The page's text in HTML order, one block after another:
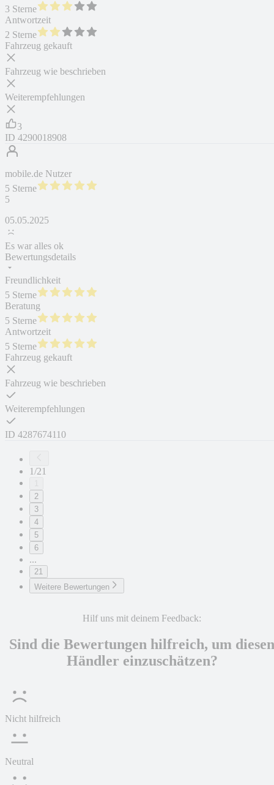
3 Sterne
Antwortzeit
2 Sterne
Fahrzeug gekauft
Fahrzeug wie beschrieben
Weiterempfehlungen
3
ID 4290018908
mobile.de Nutzer
5 Sterne
5
05.05.2025
Es war alles ok
Bewertungsdetails
Freundlichkeit
5 Sterne
Beratung
5 Sterne
Antwortzeit
5 Sterne
Fahrzeug gekauft
Fahrzeug wie beschrieben
Weiterempfehlungen
ID 4287674110
1/21
2
3
4
5
6
...
21
Weitere Bewertungen
Hilf uns mit deinem Feedback:
Sind die Bewertungen hilfreich, um diesen
Händler einzuschätzen?
Nicht hilfreich
Neutral